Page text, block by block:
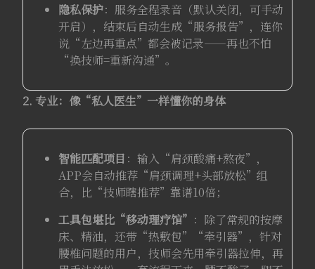
隐私保护：服务全程录音（默认关闭，可手动
开启），结束后自动生成“服务报告”，连你
说“左边再重点”都会被记录——再也不怕
“换技师=重新沟通”。
2. 专业：像“私人医生”一样懂你的身体
智能匹配项目 ：输入“肩颈酸痛+熬夜”，
APP会自动推荐“肩颈调理+头部放松”组
合，比“技师瞎推荐”靠谱10倍；
工具包堪比“移动理疗馆” ：除了常规的按摩
床、精油，还带“热敷包”“牵引器”，针对
腰椎问题的用户，技师会先用牵引器拉伸，再